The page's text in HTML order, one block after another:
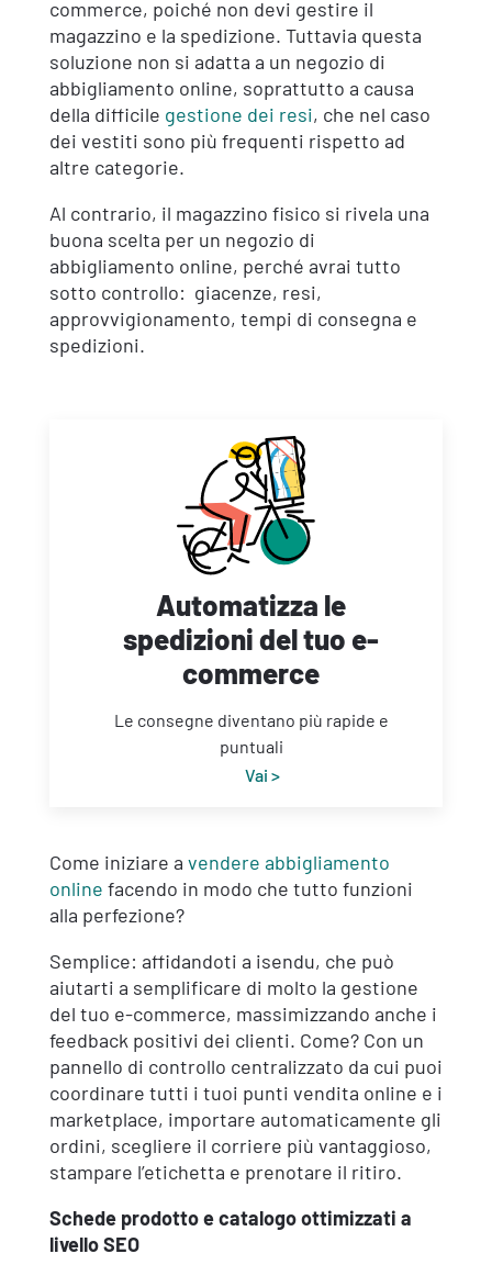
commerce, poiché non devi gestire il
magazzino e la spedizione. Tuttavia questa
soluzione non si adatta a un negozio di
abbigliamento online, soprattutto a causa
della difficile gestione dei resi, che nel caso
dei vestiti sono più frequenti rispetto ad
altre categorie.
Al contrario, il magazzino fisico si rivela una
buona scelta per un negozio di
abbigliamento online, perché avrai tutto
sotto controllo: giacenze, resi,
approvvigionamento, tempi di consegna e
spedizioni.
Automatizza le
spedizioni del tuo e-
commerce
Le consegne diventano più rapide e
puntuali
Vai >
Come iniziare a vendere abbigliamento
online facendo in modo che tutto funzioni
alla perfezione?
Semplice: affidandoti a isendu, che può
aiutarti a semplificare di molto la gestione
del tuo e-commerce, massimizzando anche i
feedback positivi dei clienti. Come? Con un
pannello di controllo centralizzato da cui puoi
coordinare tutti i tuoi punti vendita online e i
marketplace, importare automaticamente gli
ordini, scegliere il corriere più vantaggioso,
stampare l’etichetta e prenotare il ritiro.
Schede prodotto e catalogo ottimizzati a
livello SEO